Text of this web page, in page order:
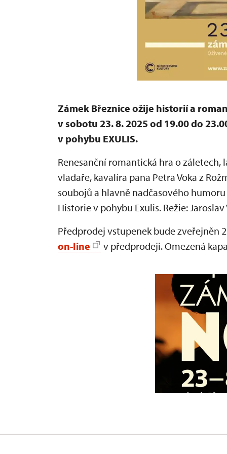
Zámek Březnice ožije historií a
v sobotu 23. 8. 2025 od 19.00 do
v pohybu EXULIS.
Renesanční romantická hra o
vladaře, kavalíra pana Petra Voka z
soubojů a hlavně nadčasového
Historie v pohybu Exulis. Režie: Jaroslav
Předprodej vstupenek bude zveřejněn
on-line
v předprodeji. Omezená